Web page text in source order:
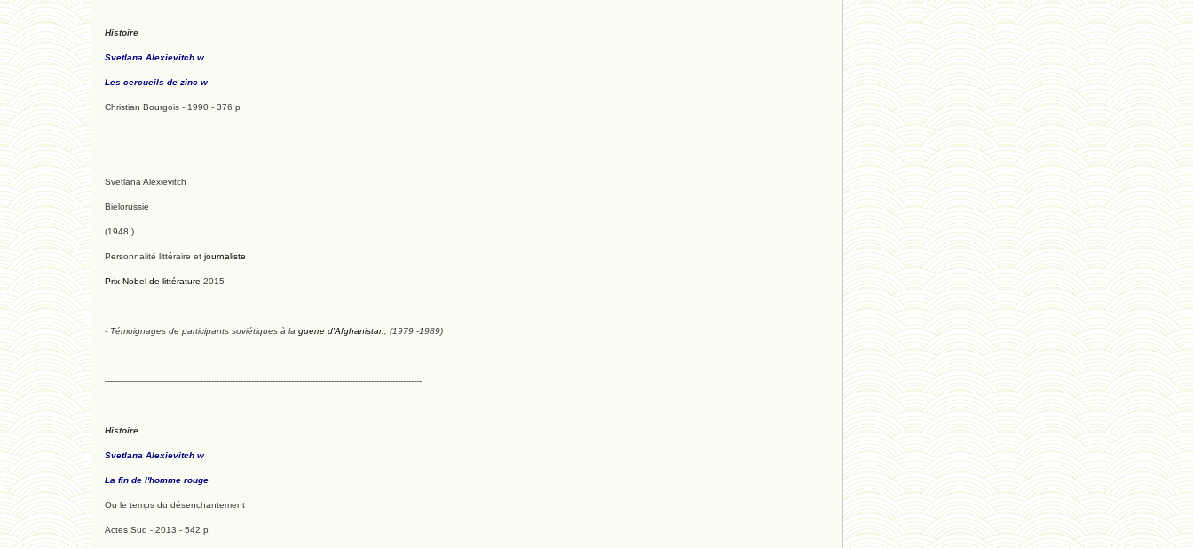
Histoire
Svetlana Alexievitch w
Les cercueils de zinc w
Christian Bourgois - 1990 - 376 p
Svetlana Alexievitch
Biélorussie
(1948 )
Personnalité littéraire et journaliste
Prix Nobel de littérature 2015
- Témoignages de participants soviétiques à la guerre d'Afghanistan (1979 -1989)
-----------------------------------------------------------------------------------------------------------------------
Histoire
Svetlana Alexievitch w
La fin de l'homme rouge
Ou le temps du désenchantement
Actes Sud - 2013 - 542 p
sapiens 07 - 15 juin 2023 *
anthropocénose 2 - 22 mai 2023 *
souvenir - 5 mai 2023 *
éternité 02 - 5 mai 2023 *
ressources de vie 03 - 19 avril
sapiens 06 - 6 avril 2023 *
henri 8 - 26 mars 2023 *
anthropocénose - 15 mars 2023 *
guerre 03 - 12 mars 2023 *
guerre 02 - 7 mars 2023 *
histoire 06 - 24 février 2023 *
reproduction 09 - 6 février 2023 *
Et si j'étais né en Pologne -
amour 05 - 31 janvier 2023 *